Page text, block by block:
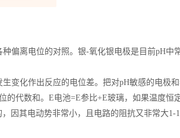
离电位的对照。银-氧化银电极是目前pH中常
化作出反应的电位差。把对pH敏感的电极
代数和。E电池=E参比+E玻璃，如果温度恒
因其电动势非常小，且电路的阻抗又非常大1-